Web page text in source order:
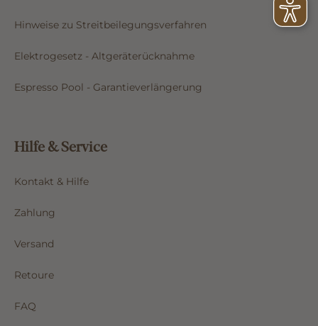
Hinweise zu Streitbeilegungsverfahren
Elektrogesetz - Altgeräterücknahme
Espresso Pool - Garantieverlängerung
Hilfe & Service
Kontakt & Hilfe
Zahlung
Versand
Retoure
FAQ